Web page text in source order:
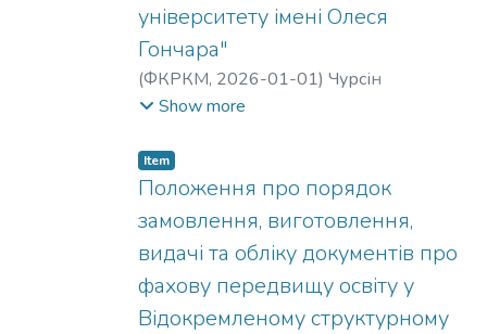
університету імені Олеся
Гончара"
(ФКРКМ, 2026-01-01) Чурсін
Володимир Тимофійович
Олександрівна
Сергійович
Show more
Item
Положення про порядок
замовлення, виготовлення,
видачі та обліку документів про
фахову передвищу освіту у
Відокремленому структурному